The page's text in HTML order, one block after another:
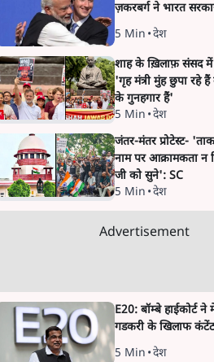
ज़करबर्ग ने भारत
5 Min •देश
शाह के ख़िलाफ़ संसद में
'गृह मंत्री मुंह छुपा रहे हैं
के गुनहगार हैं'
5 Min •देश
जंतर-मंतर प्रोटेस्ट-
नाम पर आक्रामकता न
जी को सुने': SC
5 Min •देश
Advertisement
E20: बॉम्बे हाईकोर्ट
गडकरी के खिलाफ
5 Min •देश